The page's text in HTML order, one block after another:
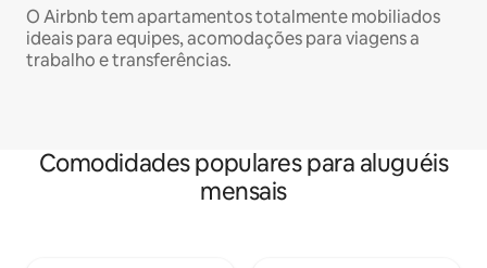
O Airbnb tem apartamentos totalmente mobiliados
ideais para equipes, acomodações para viagens a
trabalho e transferências.
Comodidades populares para aluguéis
mensais